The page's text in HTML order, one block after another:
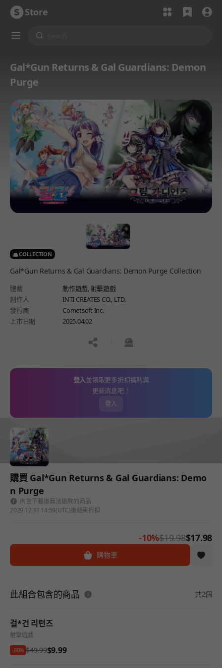
Store
Gal*Gun Returns & Gal Guardians: Demon
Purge
COLLECTION
Gal*Gun Returns & Gal Guardians: Demon Purge Collection
體裁 動作遊戲, 射擊遊戲
創作人
INTI CREATES CO., LTD.
發行商
Cometsoft Inc.
上市日期
2025.04.02
공유하기신고하기
登入並領取更多折扣福利與
更新消息吧！
登入
購買 Gal*Gun Returns & Gal Guardians: Demo
n Purge
內含下載後無法退款的商品
2029.12.31 14:59(UTC)後結束折扣
-10%$19.98$17.98
購物車
此組合包含的商品 共2個
걸*건 리턴즈
射擊遊戲
-80% $49.99$9.99